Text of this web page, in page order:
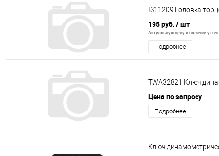
IS11209 Головка
195 руб. / шт
Актуальную цену и наличие
Подробнее
TWA32821 Ключ
Цена по запросу
Подробнее
Ключ